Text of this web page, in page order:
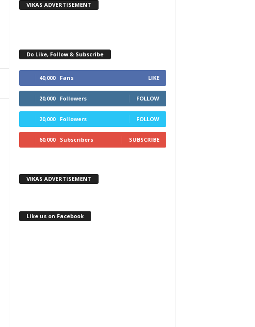
VIKAS ADVERTISEMENT
Do Like, Follow & Subscribe
40,000 Fans LIKE
20,000 Followers FOLLOW
20,000 Followers FOLLOW
60,000 Subscribers SUBSCRIBE
VIKAS ADVERTISEMENT
Like us on Facebook